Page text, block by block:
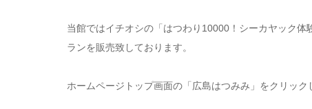
当館ではイチオシの「はつわり10000！シーカヤック
ランを販売致しております。
ホームページトップ画面の「広島はつみみ」をクリック